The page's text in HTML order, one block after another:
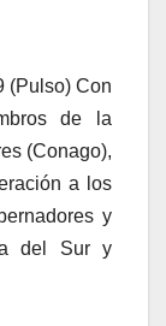
(Pulso) Con
de la
(Conago),
a los
y
del Sur y